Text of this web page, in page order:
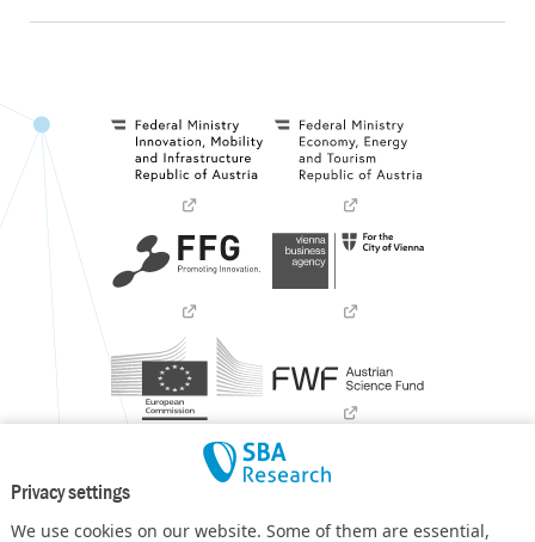
Privacy settings
We use cookies on our website. Some of them are essential,